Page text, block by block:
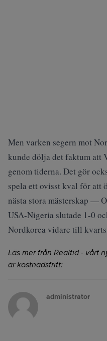
Men varken segern mot
kunde dölja det faktum att
genom tiderna. Det gör
spela ett ovisst kval för att
nästa stora mästerskap —
USA-Nigeria slutade 1-0
Nordkorea vidare till
Läs mer från Realtid - vårt
är kostnadsfritt:
administrator